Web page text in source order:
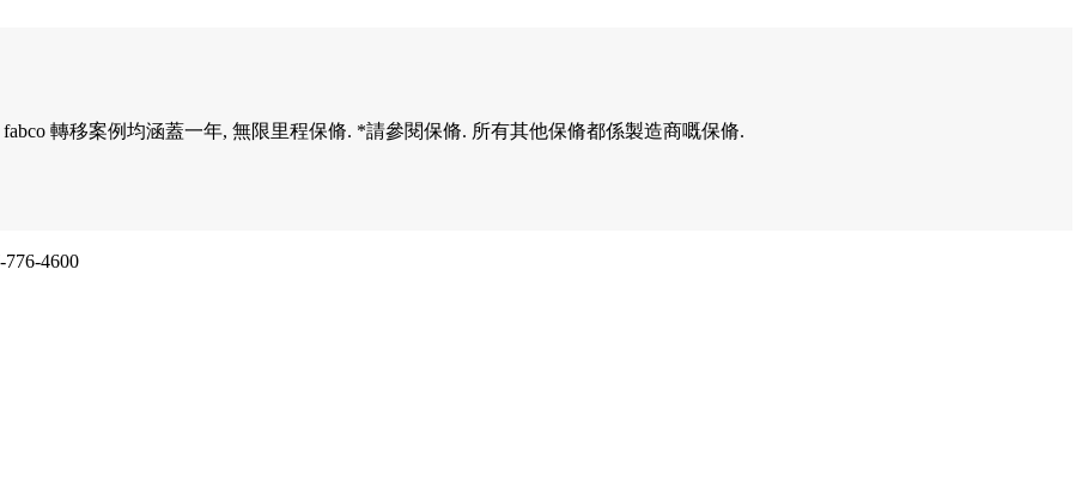
fabco 轉移案例均涵蓋一年, 無限里程保脩. *請參閱保脩. 所有其他保脩都係製造商嘅保脩.